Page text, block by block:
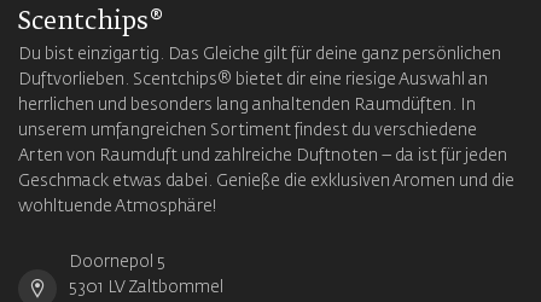
Scentchips®
Du bist einzigartig. Das Gleiche gilt für deine ganz persönlichen
Duftvorlieben. Scentchips® bietet dir eine riesige Auswahl an
herrlichen und besonders lang anhaltenden Raumdüften. In
unserem umfangreichen Sortiment findest du verschiedene
Arten von Raumduft und zahlreiche Duftnoten – da ist für jeden
Geschmack etwas dabei. Genieße die exklusiven Aromen und die
wohltuende Atmosphäre!
Doornepol 5
5301 LV Zaltbommel